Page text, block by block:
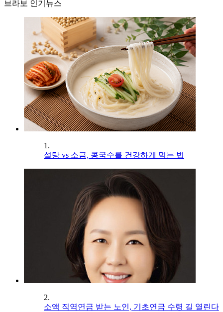
브라보 인기뉴스
1.
설탕 vs 소금, 콩국수를 건강하게 먹는 법
2.
소액 직역연금 받는 노인, 기초연금 수령 길 열린다